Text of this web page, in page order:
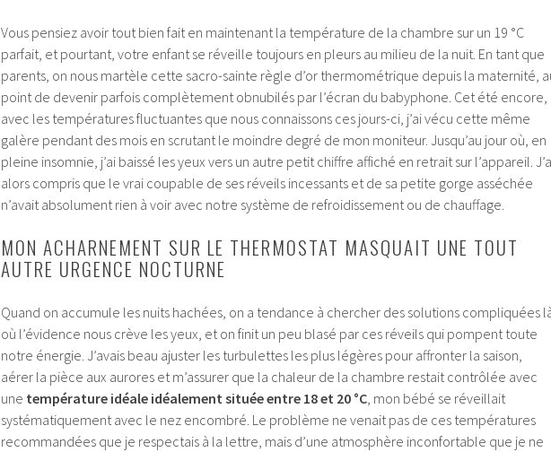
Vous pensiez avoir tout bien fait en maintenant la température de la chambre sur un 19 °C
parfait, et pourtant, votre enfant se réveille toujours en pleurs au milieu de la nuit. En tant que
parents, on nous martèle cette sacro-sainte règle d’or thermométrique depuis la maternité,
point de devenir parfois complètement obnubilés par l’écran du babyphone. Cet été encore,
avec les températures fluctuantes que nous connaissons ces jours-ci, j’ai vécu cette même
galère pendant des mois en scrutant le moindre degré de mon moniteur. Jusqu’au jour où, en
pleine insomnie, j’ai baissé les yeux vers un autre petit chiffre affiché en retrait sur l’appareil.
alors compris que le vrai coupable de ses réveils incessants et de sa petite gorge asséchée
n’avait absolument rien à voir avec notre système de refroidissement ou de chauffage.
MON ACHARNEMENT SUR LE THERMOSTAT MASQUAIT UNE TOUT
AUTRE URGENCE NOCTURNE
Quand on accumule les nuits hachées, on a tendance à chercher des solutions compliquées
où l’évidence nous crève les yeux, et on finit un peu blasé par ces réveils qui pompent toute
notre énergie. J’avais beau ajuster les turbulettes les plus légères pour affronter la saison,
aérer la pièce aux aurores et m’assurer que la chaleur de la chambre restait contrôlée avec
une température idéale idéalement située entre 18 et 20 °C, mon bébé se réveillait
systématiquement avec le nez encombré. Le problème ne venait pas de ces températures
recommandées que je respectais à la lettre, mais d’une atmosphère inconfortable que je ne